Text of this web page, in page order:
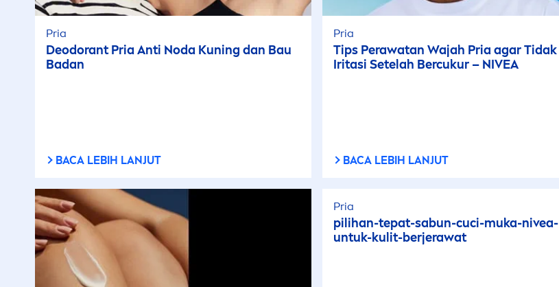
Pria
Deodorant Pria Anti Noda Kuning dan Bau
Badan
BACA LEBIH LANJUT
Pria
Tips Perawatan Wajah Pria agar Tidak
Iritasi Setelah Bercukur – NIVEA
BACA LEBIH LANJUT
Pria
pilihan-tepat-sabun-cuci-muka-nivea-
untuk-kulit-berjerawat